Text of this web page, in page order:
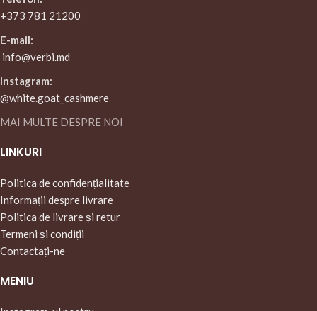
+373 781 21200
E-mail:
info@verbi.md
Instagram:
@white.goat_cashmere
MAI MULTE DESPRE NOI
LINKURI
Politica de confidențialitate
Informații despre livrare
Politica de livrare și retur
Termeni și condiții
Contactați-ne
MENIU